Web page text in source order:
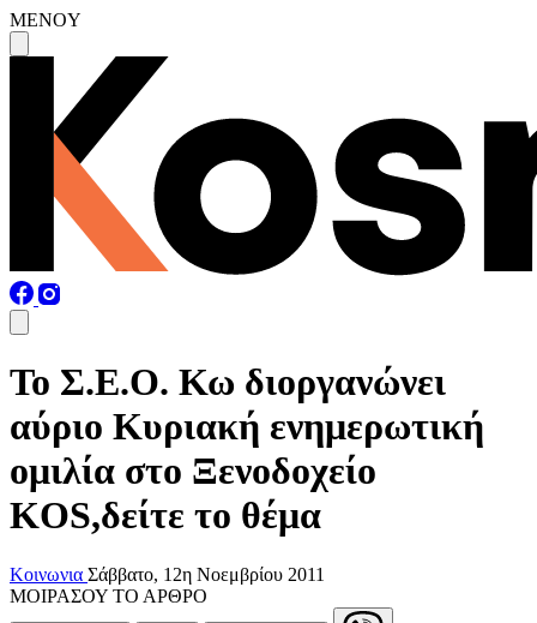
MENOY
To Σ.Ε.Ο. Κω διοργανώνει
αύριο Κυριακή ενημερωτική
ομιλία στο Ξενοδοχείο
KOS,δείτε το θέμα
Κοινωνια Σάββατο, 12η Νοεμβρίου 2011
ΜΟΙΡΑΣΟΥ ΤΟ ΑΡΘΡΟ